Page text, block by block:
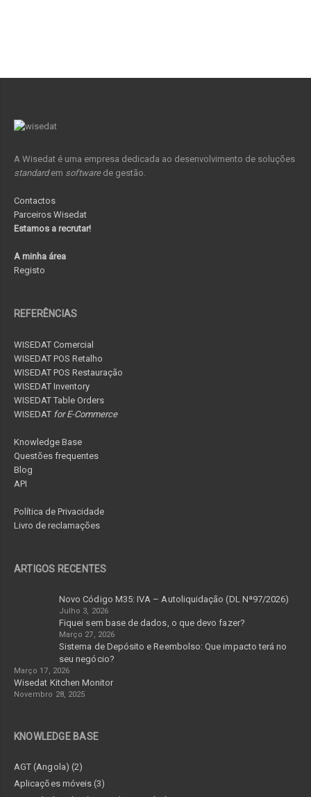
A Wisedat é uma empresa dedicada ao desenvolvimento de soluções
standardem softwarede gestão.
Contactos
Parceiros Wisedat
Estamos a recrutar!
A minha área
Registo
REFERÊNCIAS
WISEDAT Comercial
WISEDAT POS Retalho
WISEDAT POS Restauração
WISEDAT Inventory
WISEDAT Table Orders
WISEDAT for E-Commerce
Knowledge Base
Questões frequentes
Blog
API
Política de Privacidade
Livro de reclamações
ARTIGOS RECENTES
Novo Código M35: IVA – Autoliquidação (DL Nª97/2026)
Julho 3, 2026
Fiquei sem base de dados, o que devo fazer?
Março 27, 2026
Sistema de Depósito e Reembolso: Que impacto terá no
seu negócio?
Março 17, 2026
Wisedat Kitchen Monitor
Novembro 28, 2025
KNOWLEDGE BASE
AGT (Angola) (2)
Aplicações móveis (3)